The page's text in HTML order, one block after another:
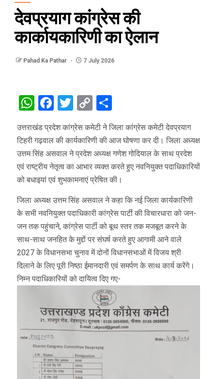
देवप्रयाग कांग्रेस की
कार्कायकारिणी का ऐलान
Pahad Ka Pathar 7 July 2026
WhatsApp
Facebook
Twitter
Copy
Link
उत्तराखंड प्रदेश कांग्रेस कमेटी ने जिला कांग्रेस कमेटी देवप्रयाग
टिहरी गढ़वाल की कार्यकारिणी की आज घोषणा कर दी। जिला अध्यक्ष
उत्तम सिंह असवाल ने प्रदेश अध्यक्ष गणेश गोदियाल के साथ प्रदेश
एवं राष्ट्रीय नेतृत्व का आभार व्यक्त करते हुए नवनियुक्त पदाधिकारियों
को बधाइयां एवं शुभकामनाएं प्रेषित की।
जिला अध्यक्ष उत्तम सिंह असवाल ने कहा कि नई जिला कार्यकारिणी
के सभी नवनियुक्त पदाधिकारी कांग्रेस पार्टी की विचारधारा को जन-
जन तक पहुंचाने, कांग्रेस पार्टी को बूथ स्तर तक मजबूत करने के
साथ-साथ जनहित के मुद्दों पर संघर्ष करते हुए आगामी आने वाले
2027 के विधानसभा चुनाव में दोनों विधानसभाओं में विजय श्री
दिलाने के लिए पूरी निष्ठा ईमानदारी एवं समर्पण के साथ कार्य करेंगे।
निम्न पदाधिकारियों को दायित्व दिए गए-